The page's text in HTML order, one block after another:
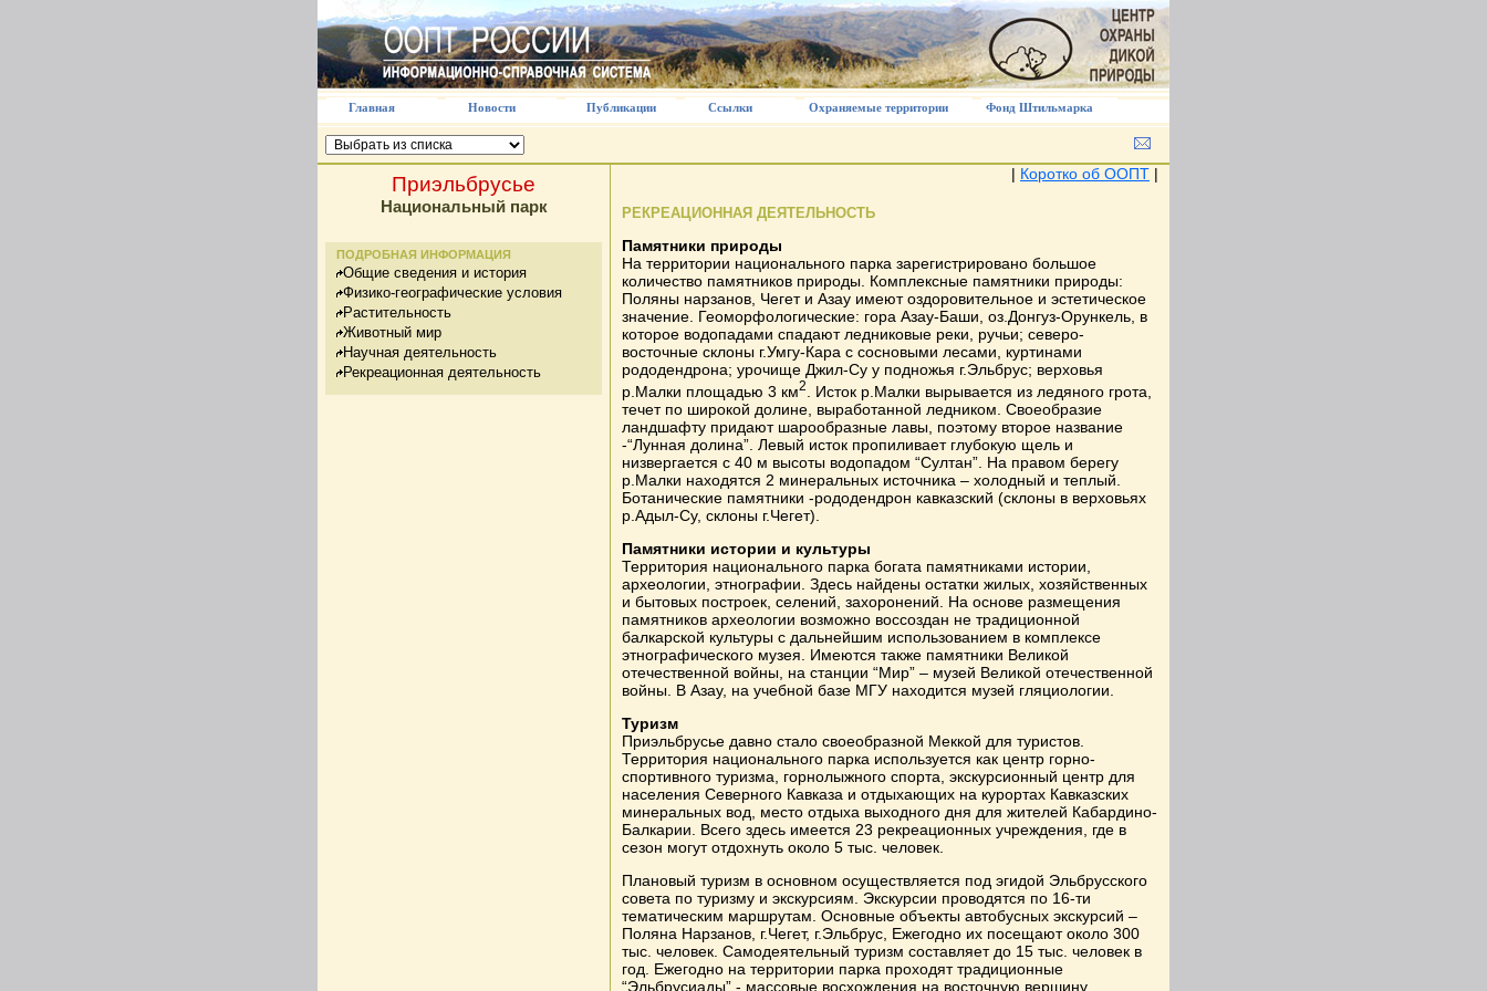
Главная Новости Публикации Ссылки Охраняемые территории Фонд Штильмарка
Приэльбрусье
Национальный парк
ПОДРОБНАЯ ИНФОРМАЦИЯ
Общие сведения и история
Физико-географические условия
Растительность
Животный мир
Научная деятельность
Рекреационная деятельность
| Коротко об ООПТ |
РЕКРЕАЦИОННАЯ ДЕЯТЕЛЬНОСТЬ
Памятники природы
На территории национального парка зарегистрировано большое
количество памятников природы. Комплексные памятники природы:
Поляны нарзанов, Чегет и Азау имеют оздоровительное и эстетическое
значение. Геоморфологические: гора Азау-Баши, оз.Донгуз-Орункель, в
которое водопадами спадают ледниковые реки, ручьи; северо-
восточные склоны г.Умгу-Кара с сосновыми лесами, куртинами
рододендрона; урочище Джил-Су у подножья г.Эльбрус; верховья
р.Малки площадью 3 км2
. Исток р.Малки вырывается из ледяного грота,
течет по широкой долине, выработанной ледником. Своеобразие
ландшафту придают шарообразные лавы, поэтому второе название
-“Лунная долина”. Левый исток пропиливает глубокую щель и
низвергается с 40 м высоты водопадом “Султан”. На правом берегу
р.Малки находятся 2 минеральных источника – холодный и теплый.
Ботанические памятники -рододендрон кавказский (склоны в верховьях
р.Адыл-Су, склоны г.Чегет).
Памятники истории и культуры
Территория национального парка богата памятниками истории,
археологии, этнографии. Здесь найдены остатки жилых, хозяйственных
и бытовых построек, селений, захоронений. На основе размещения
памятников археологии возможно воссоздан не традиционной
балкарской культуры с дальнейшим использованием в комплексе
этнографического музея. Имеются также памятники Великой
отечественной войны, на станции “Мир” – музей Великой отечественной
войны. В Азау, на учебной базе МГУ находится музей гляциологии.
Туризм
Приэльбрусье давно стало своеобразной Меккой для туристов.
Территория национального парка используется как центр горно-
спортивного туризма, горнолыжного спорта, экскурсионный центр для
населения Северного Кавказа и отдыхающих на курортах Кавказских
минеральных вод, место отдыха выходного дня для жителей Кабардино-
Балкарии. Всего здесь имеется 23 рекреационных учреждения, где в
сезон могут отдохнуть около 5 тыс. человек.
Плановый туризм в основном осуществляется под эгидой Эльбрусского
совета по туризму и экскурсиям. Экскурсии проводятся по 16-ти
тематическим маршрутам. Основные объекты автобусных экскурсий –
Поляна Нарзанов, г.Чегет, г.Эльбрус, Ежегодно их посещают около 300
тыс. человек. Самодеятельный туризм составляет до 15 тыс. человек в
год. Ежегодно на территории парка проходят традиционные
“Эльбрусиады” - массовые восхождения на восточную вершину